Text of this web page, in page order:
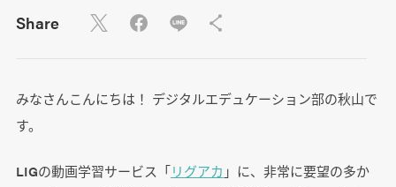
Share
みなさんこんにちは！ デジタルエデュケーション部の秋山で
す。
LIGの動画学習サービス「リグアカ 」に、非常に要望の多か